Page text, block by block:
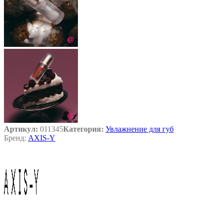
Артикул: 011345Категория: Увлажнение для губ
Бренд: AXIS-Y